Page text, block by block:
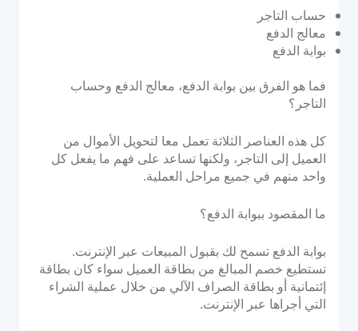
القوة
الشراكات
غرفة الأخبار
حساب التاجر
معالج الدفع
بوابة الدفع
فما هو الفرق بين بوابة الدفع، معالج الدفع وحساب
التاجر؟
كل هذه العناصر الثلاثة تعمل معا لتحويل الأموال من
العميل إلى التاجر، ولكنها تساعد على فهم ما يفعل كل
واحد منهم في جميع مراحل العملية.
ما المقصود ببوابة الدفع؟
بوابة الدفع تسمح لك بقبول المبيعات عبر الإنترنت.
تستطيع خصم المبالغ من بطاقة العميل سواء كان بطاقة
إئتمانية أو بطاقة الصراف الآلي من خلال عملية الشراء
التي أجراها عبر الإنترنت.